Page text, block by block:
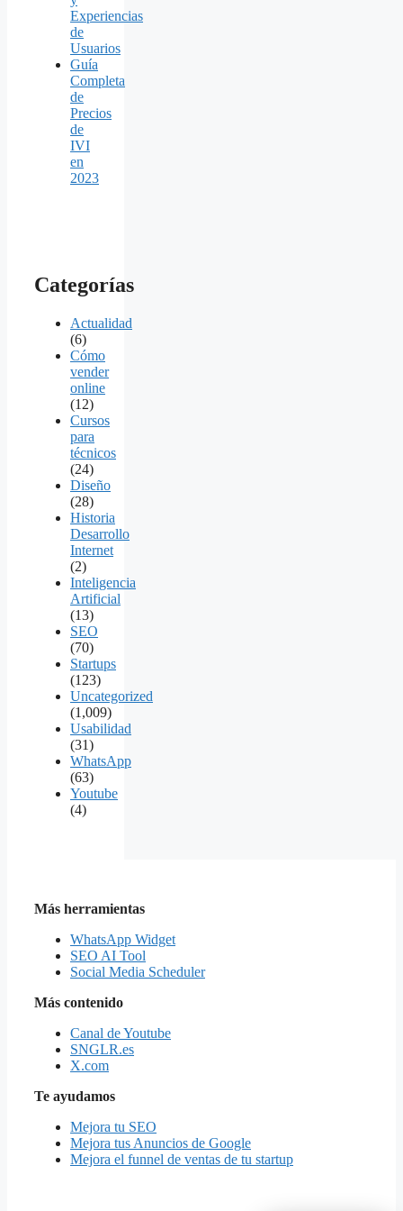
Experiencias
de
Usuarios
Guía
Completa
de
Precios
de
IVI
en
2023
Categorías
Actualidad
(6)
Cómo
vender
online
(12)
Cursos
para
técnicos
(24)
Diseño
(28)
Historia
Desarrollo
Internet
(2)
Inteligencia
Artificial
(13)
SEO
(70)
Startups
(123)
Uncategorized
(1,009)
Usabilidad
(31)
WhatsApp
(63)
Youtube
(4)
Más herramientas
WhatsApp Widget
SEO AI Tool
Social Media Scheduler
Más contenido
Canal de Youtube
SNGLR.es
X.com
Te ayudamos
Mejora tu SEO
Mejora tus Anuncios de Google
Mejora el funnel de ventas de tu startup